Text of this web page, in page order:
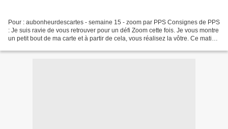
Pour : aubonheurdescartes - semaine 15 - zoom par PPS Consignes de PPS
: Je suis ravie de vous retrouver pour un défi Zoom cette fois. Je vous montre
un petit bout de ma carte et à partir de cela, vous réalisez la vôtre. Ce matin